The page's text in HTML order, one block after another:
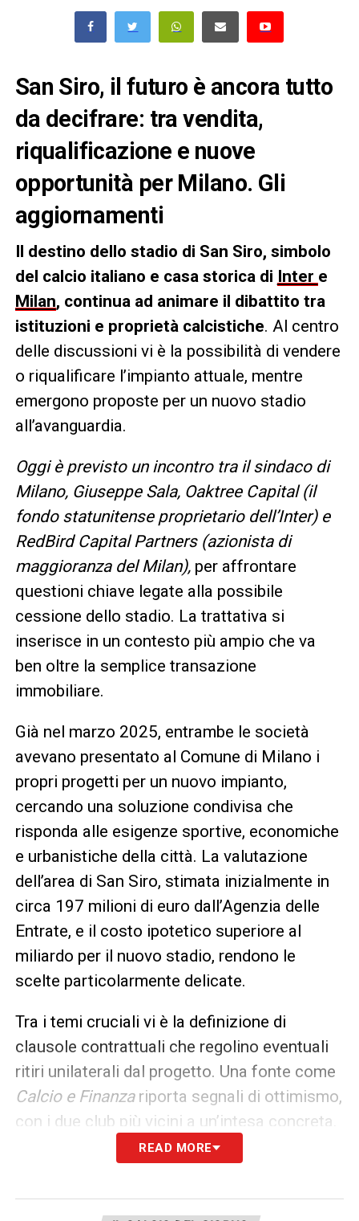
San Siro, il futuro è ancora tutto
da decifrare: tra vendita,
riqualificazione e nuove
opportunità per Milano. Gli
aggiornamenti
Il destino dello stadio di San Siro, simbolo
del calcio italiano e casa storica di Inter e
Milan, continua ad animare il dibattito tra
istituzioni e proprietà calcistiche. Al centro
delle discussioni vi è la possibilità di vendere
o riqualificare l’impianto attuale, mentre
emergono proposte per un nuovo stadio
all’avanguardia.
Oggi è previsto un incontro tra il sindaco di
Milano, Giuseppe Sala, Oaktree Capital (il
fondo statunitense proprietario dell’Inter) e
RedBird Capital Partners (azionista di
maggioranza del Milan),per affrontare
questioni chiave legate alla possibile
cessione dello stadio. La trattativa si
inserisce in un contesto più ampio che va
ben oltre la semplice transazione
immobiliare.
Già nel marzo 2025, entrambe le società
avevano presentato al Comune di Milano i
propri progetti per un nuovo impianto,
cercando una soluzione condivisa che
risponda alle esigenze sportive, economiche
e urbanistiche della città. La valutazione
dell’area di San Siro, stimata inizialmente in
circa 197 milioni di euro dall’Agenzia delle
Entrate, e il costo ipotetico superiore al
miliardo per il nuovo stadio, rendono le
scelte particolarmente delicate.
Tra i temi cruciali vi è la definizione di
clausole contrattuali che regolino eventuali
ritiri unilaterali dal progetto. Una fonte come
Calcio e Finanzariporta segnali di ottimismo,
con i due club più vicini a un’intesa concreta.
A rallentare il percorso sono stati anche
dei documenti e all’ottenimento dei
READ MORE